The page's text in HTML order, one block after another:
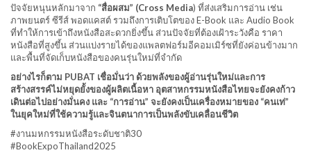
ปัจจัยหนุนหลักมาจาก “สื่อผสม” (Cross Media) ที่ส่งเสริมการอ่าน เช่น
ภาพยนตร์ ซีรีส์ พอดแคสต์ รวมถึงการเติบโตของ E-Book และ Audio Book
ที่ทำให้การเข้าถึงหนังสือสะดวกยิ่งขึ้น ส่วนปัจจัยที่ต้องเฝ้าระวังคือ ราคา
หนังสือที่สูงขึ้น ส่วนแบ่งรายได้ของแพลตฟอร์มอีคอมเมิร์ซที่ยังค่อนข้างมาก
และพื้นที่จัดเก็บหนังสือของคนรุ่นใหม่ที่จำกัด
อย่างไรก็ตาม PUBAT เชื่อมั่นว่า ด้วยพลังของผู้อ่านรุ่นใหม่และการ
สร้างสรรค์ไม่หยุดยั้งของผู้ผลิตเนื้อหา อุตสาหกรรมหนังสือไทยจะยังคงก้าว
เดินต่อไปอย่างมั่นคง และ “การอ่าน” จะยังคงเป็นเครื่องหมายของ “คนเท่”
ในยุคใหม่ที่ใช้ความรู้และจินตนาการเป็นพลังขับเคลื่อนชีวิต
#งานมหกรรมหนังสือระดับชาติ30
#BookExpoThailand2025